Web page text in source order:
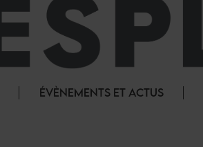
ÉVÈNEMENTS ET ACTUS